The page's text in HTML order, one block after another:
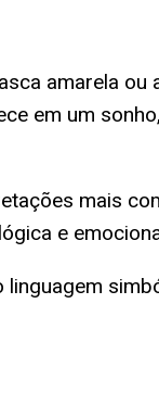
amarela
em um
mais
e